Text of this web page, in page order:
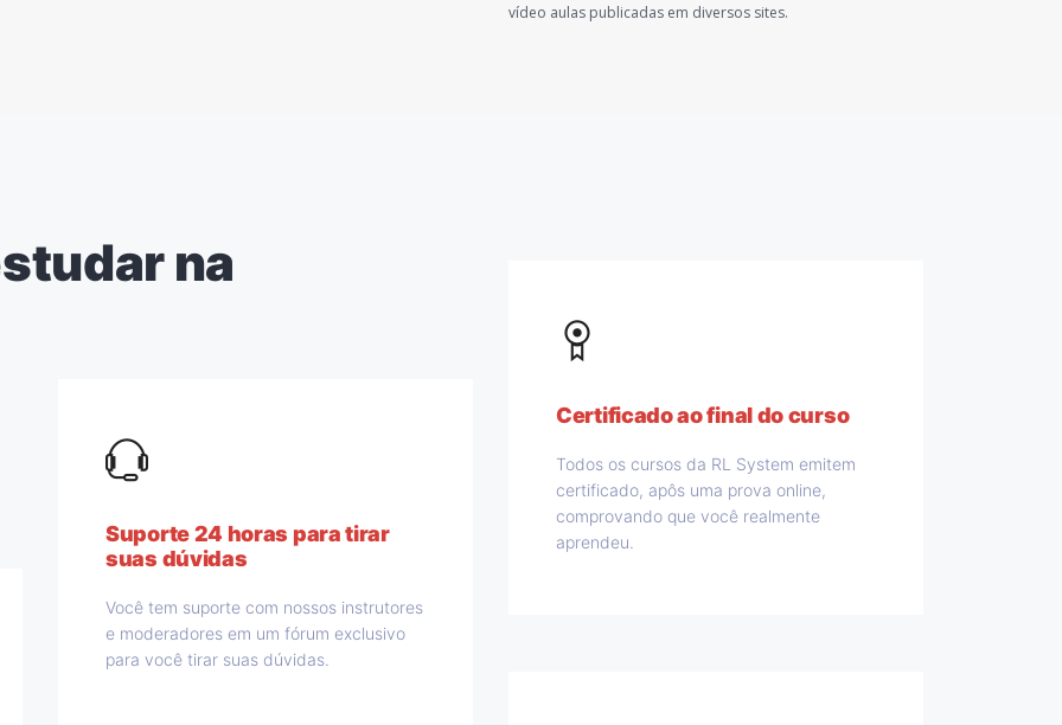
vídeo aulas publicadas em diversos sites.
na
Suporte 24 horas para tirar
suas dúvidas
Você tem suporte com nossos instrutores
e moderadores em um fórum exclusivo
para você tirar suas dúvidas.
Certificado ao final do curso
Todos os cursos da RL System emitem
certificado, apôs uma prova online,
comprovando que você realmente
aprendeu.